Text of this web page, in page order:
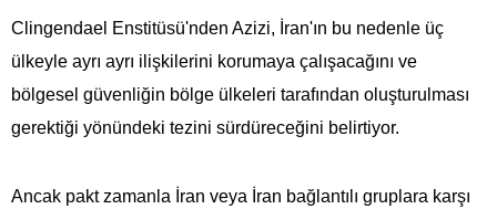
Clingendael Enstitüsü'nden Azizi, İran'ın bu nedenle üç
ülkeyle ayrı ayrı ilişkilerini korumaya çalışacağını ve
bölgesel güvenliğin bölge ülkeleri tarafından oluşturulması
gerektiği yönündeki tezini sürdüreceğini belirtiyor.
Ancak pakt zamanla İran veya İran bağlantılı gruplara karşı